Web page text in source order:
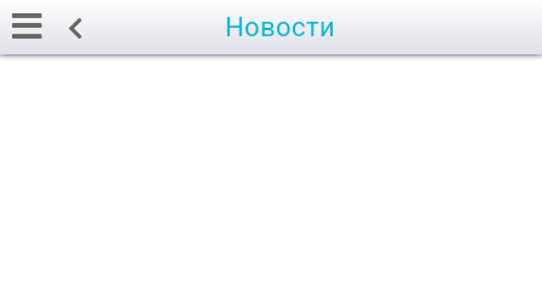
Новости